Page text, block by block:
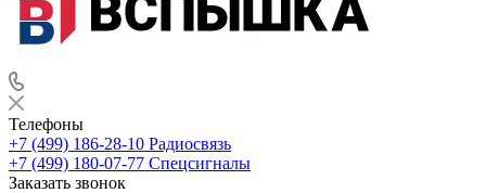
Телефоны
+7 (499) 186-28-10 Радиосвязь
+7 (499) 180-07-77 Спецсигналы
Заказать звонок